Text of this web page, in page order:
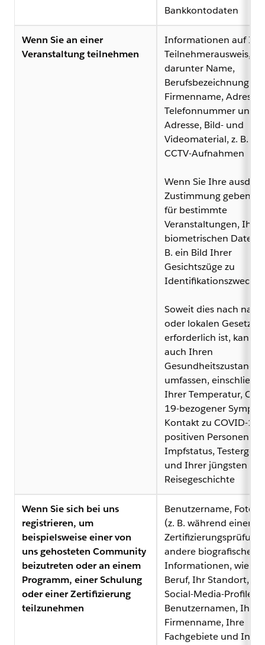
Bankkontodaten
Wenn Sie an einer
Veranstaltung teilnehmen
Informationen auf
Teilnehmerausweis,
darunter Name,
Berufsbezeichnung,
Firmenname,
Telefonnummer und
Adresse, Bild- und
Videomaterial, z. B.
CCTV-Aufnahmen
Wenn Sie Ihre
Zustimmung geben
für bestimmte
Veranstaltungen, Ihre
biometrischen Daten,
B. ein Bild Ihrer
Gesichtszüge zu
Identifikationszwecken
Soweit dies nach
oder lokalen Gesetzen
erforderlich ist, kann
auch Ihren
Gesundheitszustand
umfassen,
Ihrer Temperatur,
19-bezogener
Kontakt zu COVID-19-
positiven Personen,
Impfstatus,
und Ihrer jüngsten
Reisegeschichte
Wenn Sie sich bei uns
registrieren, um
beispielsweise einer von
uns gehosteten Community
beizutreten oder an einem
Programm, einer Schulung
oder einer Zertifizierung
teilzunehmen
Benutzername, Foto,
(z. B. während einer
andere biografische
Informationen, wie z.
Beruf, Ihr Standort,
Social-Media-Profile
Benutzernamen, Ihr
Firmenname, Ihre
Fachgebiete und